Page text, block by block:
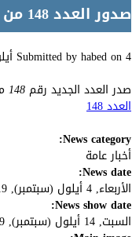
صدور العدد 148 من مجلة المعلوماتية
Submitted byhabedon4 أيلول (سبتمبر), 2019 - 11:09
صدر العدد الجديد رقم148
العدد 148
News category:
أخبار عامة
News date:
الأربعاء, 4 أيلول (سبتمبر), 2019
News show date:
السبت, 14 أيلول (سبتمبر), 2019